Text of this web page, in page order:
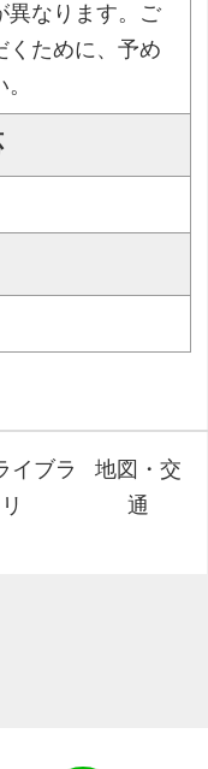
異なります。ご
くために、予め
イブラ
リ
地図・交
通